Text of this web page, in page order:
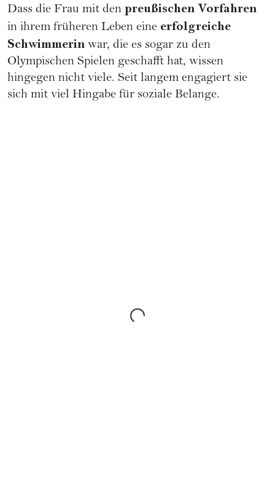
Dass die Frau mit den preußischen Vorfahren
in ihrem früheren Leben eine erfolgreiche
Schwimmerin war, die es sogar zu den
Olympischen Spielen geschafft hat, wissen
hingegen nicht viele. Seit langem engagiert sie
sich mit viel Hingabe für soziale Belange.